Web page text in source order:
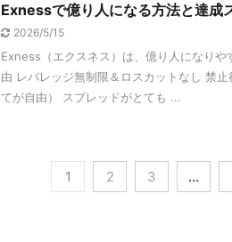
Exnessで億り人になる方法と達成
2026/5/15
Exness（エクスネス）は、億り人になり
由 レバレッジ無制限＆ロスカットなし 禁
てが自由） スプレッドがとても ...
1 2 3 …